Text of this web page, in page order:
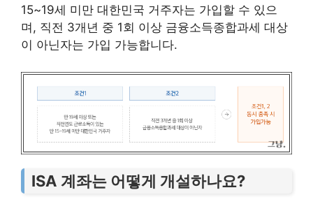
15~19세 미만 대한민국 거주자는 가입할 수 있으
며, 직전 3개년 중 1회 이상 금융소득종합과세 대상
이 아닌자는 가입 가능합니다.
ISA 계좌는 어떻게 개설하나요?